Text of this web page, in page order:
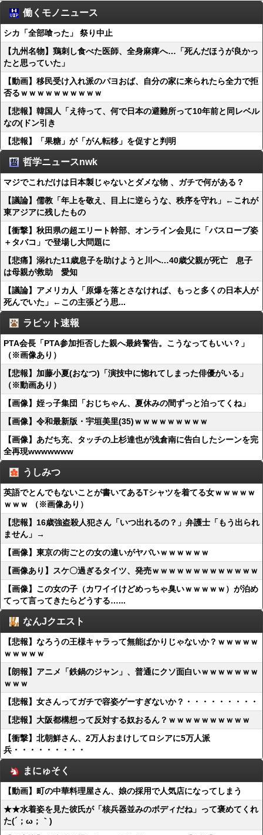
働くモノニュース
シカ「全部喰った」 祭り中止
【九州名物】鶏刺し食べた医師、全身麻痺へ…「死んだほうが良かっ
たと思っていた」
【動画】移民受け入れ派のパヨおば、自分の家に来られたら全力で拒
否るｗｗｗｗｗｗｗｗｗｗ
【悲報】韓国人「え待って、何で日本の避難所って10年前と同レベル
なの(ドン引き
【悲報】「果糖」が「がん転移」を促すと判明
哲学ニュースnwk
マジでこれだけは日本製じゃないとダメな物 、ガチで何がある？
【議論】儒教「年上を敬え、目上に逆らうな、秩序を守れ」←これが
東アジアに残したもの
【衝撃】秋田県の超エリート幹部、オンライン会見に「バスローブ姿
＋タバコ」で登場し大問題に
【悲痛】溺れた11歳息子を助けようと川へ…40歳父親が死亡 息子
は母親が救助 愛知
【議論】アメリカ人「原爆を落とさなければ、もっと多くの日本人が
死んでいた」←この主張どう思...
ラビット速報
PTA会長「PTA参加拒否した親へ最終警告。こうなってもいい？」
（※画像あり）
【悲報】加藤小夏(おなつ)「演技中に惚れてしまった俳優がいる」
（※動画あり）
【画像】姪っ子集団「おじちゃん、夏休みの間ずっと泊ってくね」
【画像】令和最新版・宇垣美里(35)ｗｗｗｗｗｗｗｗｗ
【画像】あだち充、タッチの上杉達也が浅倉南に告白したシーンを完
全再現wwwwwww
うしみつ
英語でとんでもないことが書いてあるTシャツを着てる女ｗｗｗｗｗ
ｗｗｗ （※画像あり）
【悲報】16歳強盗殺人犯さん「いつ出れるの？」弁護士「もう出られ
ません」→
【画像】東京の街ごとの女の違いがヤバいｗｗｗｗｗｗ
【画像あり】スケ〇過ぎるタイツ、発売ｗｗｗｗｗｗｗｗｗｗｗｗｗ
【画像】この女の子（カワイイけどめっちゃ臭いｗｗｗｗｗ）が泊め
てって言ってきたらどうする…...
なんJクエスト
【悲報】なろうの王様キャラって無能ばかりじゃないか？ｗｗｗｗｗ
ｗｗｗｗｗ
【朗報】アニメ「鉄鍋のジャン」、普通にクソ面白いｗｗｗｗｗｗｗ
ｗｗｗ
【悲報】女さんってガチで容姿ゲーすぎないか？・・・・・・・・・
【悲報】大阪都構想って反対する奴おるん？ｗｗｗｗｗｗｗｗｗｗ
【衝撃】北朝鮮さん、2万人おまけしてロシアに5万人派
兵・・・・・・・・・
まにゅそく
【動画】町の中華料理屋さん、娘の採用で人気店になってしまう
★★水着姿を見た彼氏が「核兵器並みのボディだね」って褒めてくれ
た(´；ω；｀)